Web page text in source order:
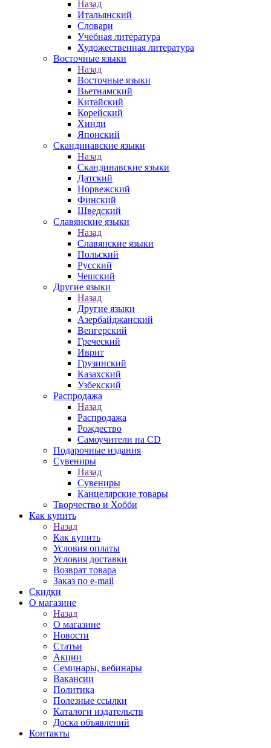
Назад
Итальянский
Словари
Учебная литература
Художественная литература
Восточные языки
Назад
Восточные языки
Вьетнамский
Китайский
Корейский
Хинди
Японский
Скандинавские языки
Назад
Скандинавские языки
Датский
Норвежский
Финский
Шведский
Славянские языки
Назад
Славянские языки
Польский
Русский
Чешский
Другие языки
Назад
Другие языки
Азербайджанский
Венгерский
Греческий
Иврит
Грузинский
Казахский
Узбекский
Распродажа
Назад
Распродажа
Рождество
Самоучители на CD
Подарочные издания
Сувениры
Назад
Сувениры
Канцелярские товары
Творчество и Хобби
Как купить
Назад
Как купить
Условия оплаты
Условия доставки
Возврат товара
Заказ по e-mail
Скидки
О магазине
Назад
О магазине
Новости
Статьи
Акции
Семинары, вебинары
Вакансии
Политика
Полезные ссылки
Каталоги издательств
Доска объявлений
Контакты